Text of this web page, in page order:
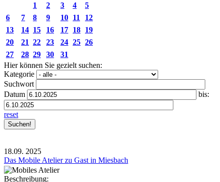
1
2 3 4
5
6
7 8 9 10 11
12
13
14 15 16 17 18 19
20
21 22 23 24 25 26
27
28 29 30
31
Hier können Sie gezielt suchen:
Kategorie
Suchwort
Datum
bis:
reset
18.09. 2025
Das Mobile Atelier zu Gast in Miesbach
Beschreibung: